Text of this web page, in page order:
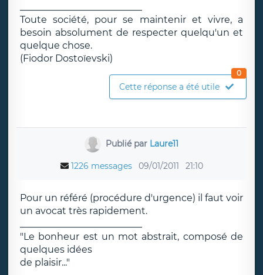
Toute société, pour se maintenir et vivre, a
besoin absolument de respecter quelqu'un et
quelque chose.
(Fiodor Dostoïevski)
Cette réponse a été utile
0
Publié par Laure11
1226 messages 09/01/2011 21:10
Pour un référé (procédure d'urgence) il faut voir
un avocat très rapidement.
"Le bonheur est un mot abstrait, composé de
quelques idées
de plaisir..."